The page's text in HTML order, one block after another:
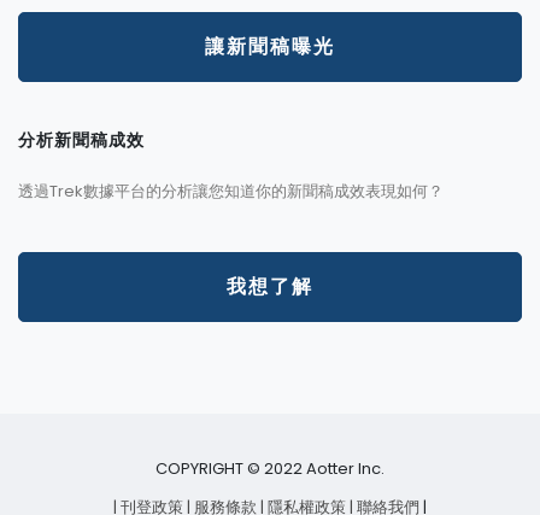
讓新聞稿曝光
分析新聞稿成效
透過Trek數據平台的分析讓您知道你的新聞稿成效表現如何？
我想了解
COPYRIGHT © 2022 Aotter Inc.
| 刊登政策| 服務條款 | 隱私權政策| 聯絡我們 |